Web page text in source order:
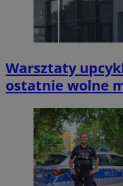
Warsztaty
ostatnie wolne